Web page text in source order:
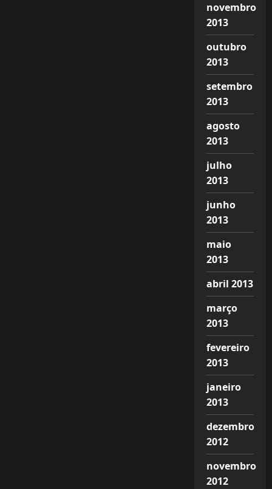
novembro
2013
outubro
2013
setembro
2013
agosto
2013
julho
2013
junho
2013
maio
2013
abril 2013
março
2013
fevereiro
2013
janeiro
2013
dezembro
2012
novembro
2012